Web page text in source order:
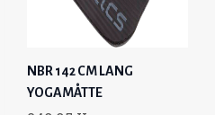
NBR 142 CM LANG
YOGAMÅTTE